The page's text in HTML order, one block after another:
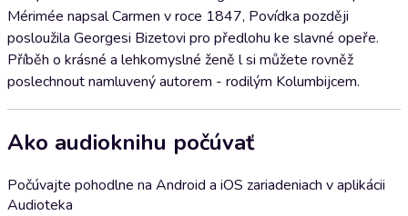
Mérimée napsal Carmen v roce 1847, Povídka později
posloužila Georgesi Bizetovi pro předlohu ke slavné opeře.
Příběh o krásné a lehkomyslné ženě l si můžete rovněž
poslechnout namluvený autorem - rodilým Kolumbijcem.
Ako audioknihu počúvať
Počúvajte pohodlne na Android a iOS zariadeniach v aplikácii
Audioteka